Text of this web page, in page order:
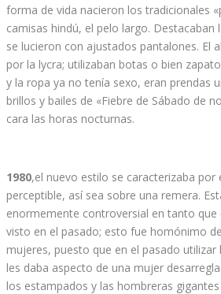
forma de vida nacieron los tradicionales
camisas hindú, el pelo largo.
se lucieron con ajustados pantalones. El
por la lycra; utilizaban botas o bien
y la ropa ya no tenía sexo, eran prendas
brillos y bailes de «Fiebre de Sábado de
cara las horas nocturnas.
1980,el nuevo estilo se caracterizaba por
perceptible, así sea sobre una remera.
enormemente controversial en tanto que
visto en el pasado; esto fue homónimo
mujeres, puesto que en el pasado
les daba aspecto de una mujer
los estampados y las hombreras